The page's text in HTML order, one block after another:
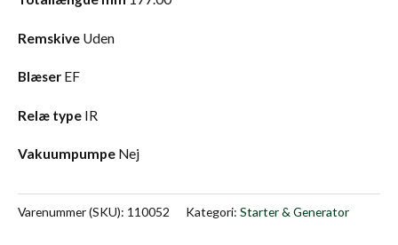
Remskive Uden
Blæser EF
Relæ type IR
Vakuumpumpe Nej
Varenummer (SKU): 110052 Kategori: Starter & Generator